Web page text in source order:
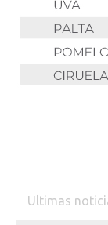
Ultimas